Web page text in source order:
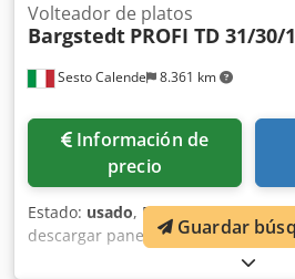
Sesto Calende 8.361 km
Volteador de platos
Bargstedt PROFI TD 31/30/
Información de
precio
Estado: usado, Dispositivo de giro
descargar paneles. Dimensiones
máxima del panel: 1300 mm.
Guardar